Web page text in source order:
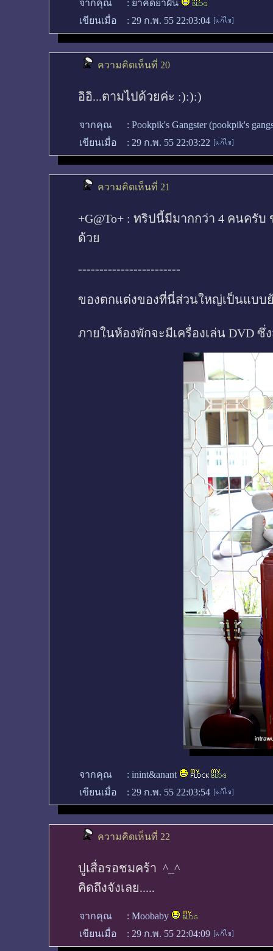
จากคุณ : ย้ำคิดย้ำฝัน
เขียนเมื่อ
: 29 ก.พ. 55 22:03:04
ความคิดเห็นที่ 20
อิอิ...ตามไปด้วยค่ะ :):):)
จากคุณ : Pookpik's Gangster (pookpik's
เขียนเมื่อ
: 29 ก.พ. 55 22:03:22
ความคิดเห็นที่ 21
+G@To+ : ทริปนี้มีมากกว่า 4 คนครั
ด้วย
------------------------
ของตกแต่งของที่นี่ส่วนใหญ่เป็นแบบ
ภายในห้องพักจะมีเครื่องเล่น DVD
จากคุณ : inint&anant
เขียนเมื่อ
: 29 ก.พ. 55 22:03:54
ความคิดเห็นที่ 22
ปูเสื่อรอชมคร้า ^_^
คิดถึงจังเลย.....
จากคุณ : Moobaby
เขียนเมื่อ
: 29 ก.พ. 55 22:04:09